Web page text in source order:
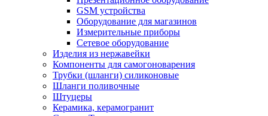
GSM устройства
Оборудование для магазинов
Измерительные приборы
Сетевое оборудование
Изделия из нержавейки
Компоненты для самогоноварения
Трубки (шланги) силиконовые
Шланги поливочные
Штуцеры
Керамика, керамогранит